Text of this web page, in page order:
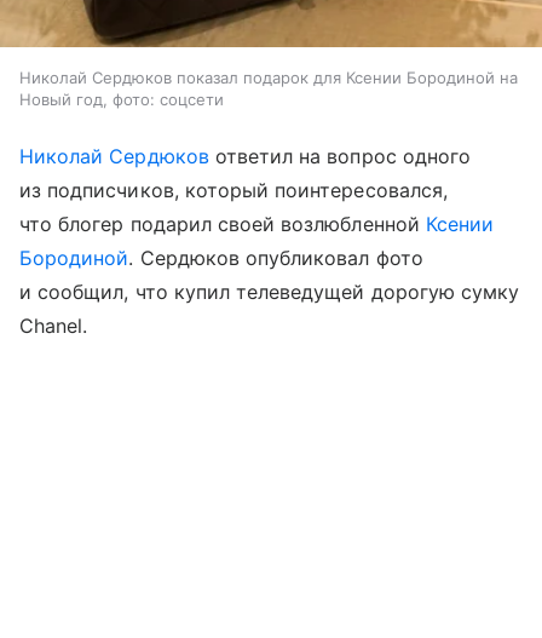
Николай Сердюков показал подарок для Ксении Бородиной на
Новый год, фото: соцсети
Николай Сердюковответил на вопрос одного
из подписчиков, который поинтересовался,
что блогер подарил своей возлюбленной Ксении
Бородиной. Сердюков опубликовал фото
и сообщил, что купил телеведущей дорогую сумку
Chanel.